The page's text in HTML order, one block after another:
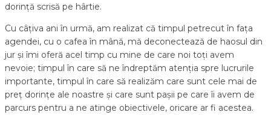
dorință scrisă pe hârtie.
Cu câțiva ani în urmă, am realizat că timpul petrecut în fața
agendei, cu o cafea în mână, mă deconectează de haosul din
jur și îmi oferă acel timp cu mine de care noi toți avem
nevoie; timpul în care să ne îndreptăm atenția spre lucrurile
importante, timpul în care să realizăm care sunt cele mai de
preț dorințe ale noastre și care sunt pașii pe care îi avem de
parcurs pentru a ne atinge obiectivele, oricare ar fi acestea.